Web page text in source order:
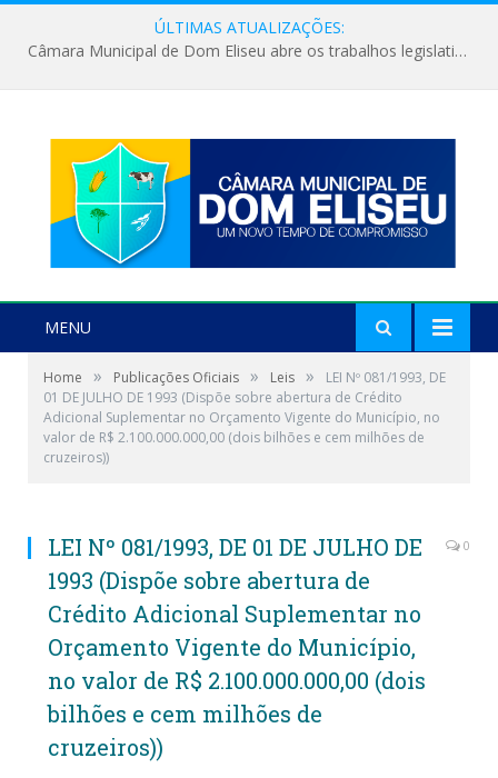
ÚLTIMAS ATUALIZAÇÕES:
Câmara Municipal de Dom Eliseu abre os trabalhos legislativos do segundo semestre
MENU
Home » Publicações Oficiais » Leis »
LEI Nº 081/1993, DE
01 DE JULHO DE 1993 (Dispõe sobre abertura de Crédito
Adicional Suplementar no Orçamento Vigente do Município, no
valor de R$ 2.100.000.000,00 (dois bilhões e cem milhões de
cruzeiros))
LEI Nº 081/1993, DE 01 DE JULHO DE
1993 (Dispõe sobre abertura de
Crédito Adicional Suplementar no
Orçamento Vigente do Município,
no valor de R$ 2.100.000.000,00 (dois
bilhões e cem milhões de
cruzeiros))
0